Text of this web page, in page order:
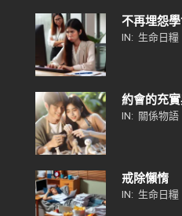
不再埋怨
IN: 生命日糧
約會的充
IN: 關係物語
戒除懶惰
IN: 生命日糧